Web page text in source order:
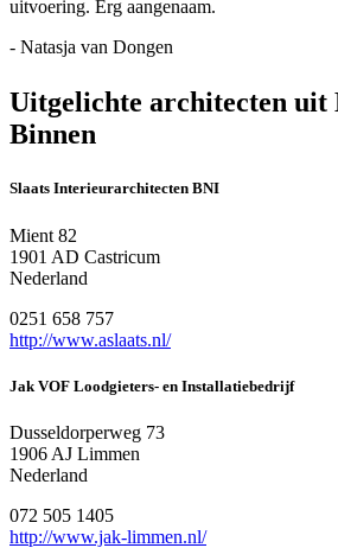
uitvoering. Erg aangenaam.
- Natasja van Dongen
Uitgelichte architecten uit
Binnen
Slaats Interieurarchitecten BNI
Mient 82
1901 AD Castricum
Nederland
0251 658 757
http://www.aslaats.nl/
Jak VOF Loodgieters- en Installatiebedrijf
Dusseldorperweg 73
1906 AJ Limmen
Nederland
072 505 1405
http://www.jak-limmen.nl/